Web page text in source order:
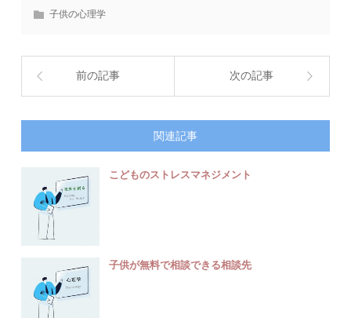
子供の心理学
前の記事 次の記事
関連記事
こどものストレスマネジメント
子供が無料で相談できる相談先